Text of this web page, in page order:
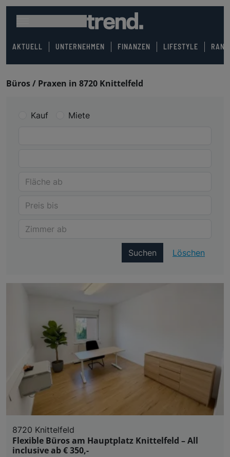
AKTUELL UNTERNEHMEN FINANZEN LIFESTYLE
Büros / Praxen in 8720 Knittelfeld
Kauf Miete
Suchen Löschen
8720 Knittelfeld
Flexible Büros am Hauptplatz Knittelfeld – All
inclusive ab € 350,-